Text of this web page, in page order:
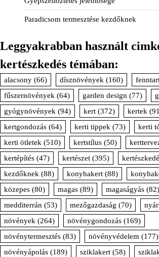
Paradicsom termesztése kezdőknek
Leggyakrabban használt
kertészkedés témában:
alacsony (66) dísznövények (160)
fűszernövények (64) garden design (77)
gyógynövények (94) kert (372) kertek
kertgondozás (64) kerti tippek (73) kerti
kerti ötletek (510) kertstílus (50)
kertépítés (47) kertészet (395)
kezdőknek (88) konyhakert (88)
közepes (80) magas (89) magaságyás (82)
medditerrán (53) mezőgazdaság (70)
növények (264) növénygondozás (169)
növénytermesztés (83) növényvédelem (177)
növényápolás (189) sziklakert (58)